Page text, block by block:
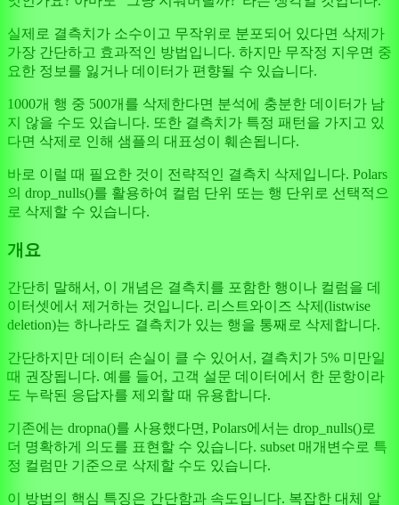
실제로 결측치가 소수이고 무작위로 분포되어 있다면 삭제가
가장 간단하고 효과적인 방법입니다. 하지만 무작정 지우면 중
요한 정보를 잃거나 데이터가 편향될 수 있습니다.
1000개 행 중 500개를 삭제한다면 분석에 충분한 데이터가 남
지 않을 수도 있습니다. 또한 결측치가 특정 패턴을 가지고 있
다면 삭제로 인해 샘플의 대표성이 훼손됩니다.
바로 이럴 때 필요한 것이 전략적인 결측치 삭제입니다. Polars
의 drop_nulls()를 활용하여 컬럼 단위 또는 행 단위로 선택적으
로 삭제할 수 있습니다.
개요
간단히 말해서, 이 개념은 결측치를 포함한 행이나 컬럼을 데
이터셋에서 제거하는 것입니다. 리스트와이즈 삭제(listwise
deletion)는 하나라도 결측치가 있는 행을 통째로 삭제합니다.
간단하지만 데이터 손실이 클 수 있어서, 결측치가 5% 미만일
때 권장됩니다. 예를 들어, 고객 설문 데이터에서 한 문항이라
도 누락된 응답자를 제외할 때 유용합니다.
기존에는 dropna()를 사용했다면, Polars에서는 drop_nulls()로
더 명확하게 의도를 표현할 수 있습니다. subset 매개변수로 특
정 컬럼만 기준으로 삭제할 수도 있습니다.
이 방법의 핵심 특징은 간단함과 속도입니다. 복잡한 대체 알